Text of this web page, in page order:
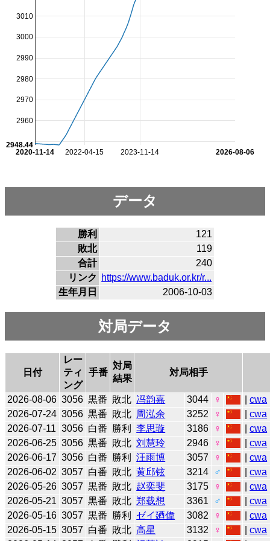
2022-04-15 2023-11-14
2020-11-14 2026-08-06
2960
2970
2980
2990
3000
3010
2948.44
データ
勝利
121
敗北
119
合計
240
リンク
https://www.baduk.or.kr/r...
生年月日
2006-10-03
対局データ
日付
レー
ティ
ング
手番
対局
結果
対局相手
2026-08-06 3056 黒番 敗北 冯韵嘉 3044 ♀ |cwa
2026-07-24 3056 黒番 敗北 周泓余 3252 ♀ |cwa
2026-07-11 3056 白番 勝利 李思璇 3186 ♀ |cwa
2026-06-25 3056 黒番 敗北 刘慧玲 2946 ♀ |cwa
2026-06-17 3056 白番 勝利 汪雨博 3057 ♀ |cwa
2026-06-02 3057 白番 敗北 黄邱铉 3214 ♂ |cwa
2026-05-26 3057 黒番 敗北 赵奕斐 3175 ♀ |cwa
2026-05-21 3057 黒番 敗北 郑载想 3361 ♂ |cwa
2026-05-16 3057 黒番 勝利 ゼイ廼偉 3082 ♀ |cwa
2026-05-15 3057 白番 敗北 高星 3132 ♀ |cwa